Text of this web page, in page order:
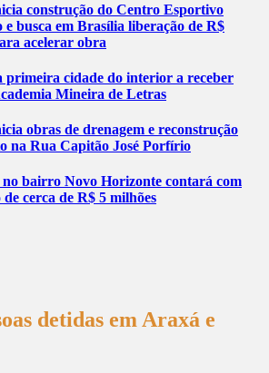
construção do Centro Esportivo
busca em Brasília liberação de R$
acelerar obra
primeira cidade do interior a receber
Mineira de Letras
obras de drenagem e reconstrução
na Rua Capitão José Porfírio
no bairro Novo Horizonte contará com
cerca de R$ 5 milhões
detidas em Araxá e